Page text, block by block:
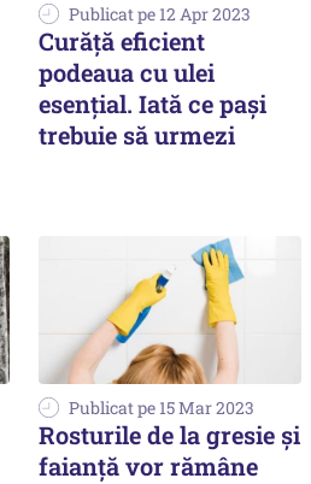
Publicat pe 12 Apr 2023
Curăță eficient
podeaua cu ulei
esențial. Iată ce pași
trebuie să urmezi
Publicat pe 15 Mar 2023
Rosturile de la gresie și
faianță vor rămâne